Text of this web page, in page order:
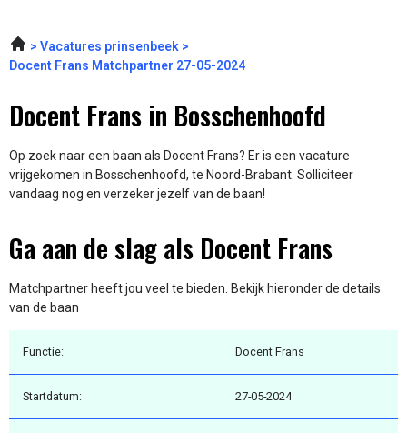
Vacatures prinsenbeek
Docent Frans Matchpartner 27-05-2024
Docent Frans in Bosschenhoofd
Op zoek naar een baan als Docent Frans? Er is een vacature
vrijgekomen in Bosschenhoofd, te Noord-Brabant. Solliciteer
vandaag nog en verzeker jezelf van de baan!
Ga aan de slag als Docent Frans
Matchpartner heeft jou veel te bieden. Bekijk hieronder de details
van de baan
Functie: Docent Frans
Startdatum: 27-05-2024